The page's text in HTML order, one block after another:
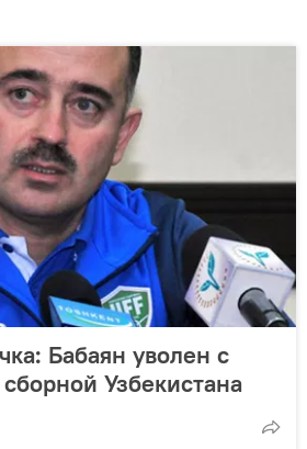
Бабаян уволен с
Узбекистана